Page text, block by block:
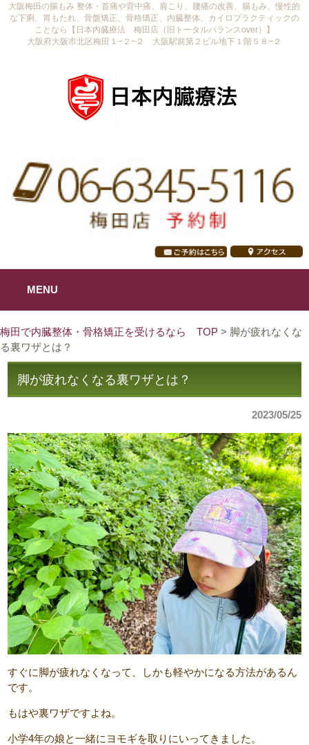
大阪梅田の腸もみ 整体・首痛や背中痛、肩こり、腰痛の改善、腸もみ、慢性的
な下痢、胃もたれ、骨盤矯正、骨格矯正、内臓整体、カイロプラクティックの
ことなら【日本内臓療法 梅田店（旧トータルバランスover）】
大阪府大阪市北区梅田１−２−２ 大阪駅前第２ビル地下１階５８−２
MENU
梅田で内臓整体・骨格矯正を受けるなら TOP > 脚が疲れなくな
る裏ワザとは？
脚が疲れなくなる裏ワザとは？
2023/05/25
すぐに脚が疲れなくなって、しかも軽やかになる方法があるん
です。
もはや裏ワザですよね。
小学4年の娘と一緒にヨモギを取りにいってきました。